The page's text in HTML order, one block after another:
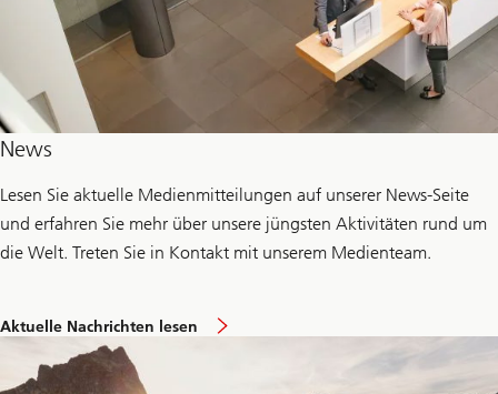
News
Lesen Sie aktuelle Medienmitteilungen auf unserer News-Seite
und erfahren Sie mehr über unsere jüngsten Aktivitäten rund um
die Welt. Treten Sie in Kontakt mit unserem Medienteam.
Aktuelle Nachrichten lesen